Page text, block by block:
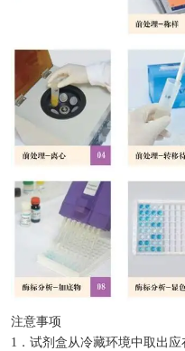
注意事项
1．试剂盒从冷藏环境中取出